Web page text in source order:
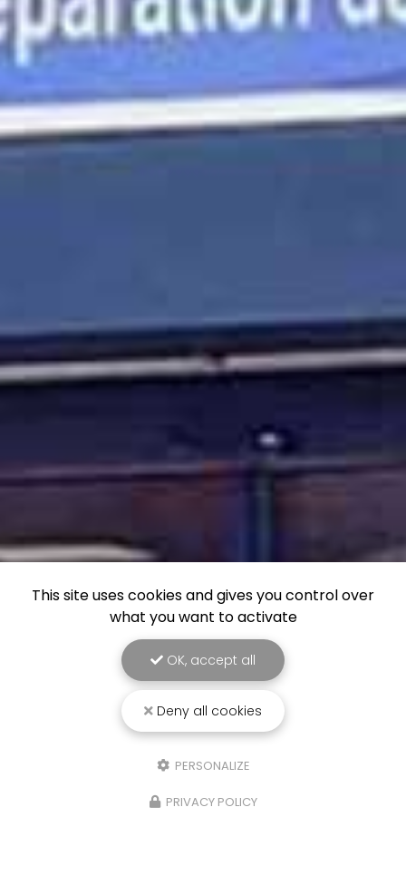
This site uses cookies and gives you control over
what you want to activate
OK, accept all
Deny all cookies
PERSONALIZE
PRIVACY POLICY